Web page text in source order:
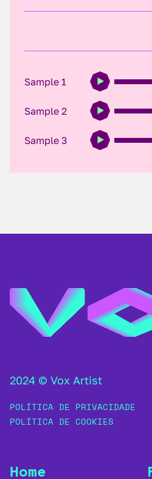
Sample 1
Sample 2
Sample 3
2024 © Vox Artist
POLÍTICA DE PRIVACIDADE
POLÍTICA DE COOKIES
Home